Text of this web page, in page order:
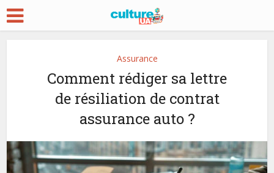
Assurance
Comment rédiger sa lettre
de résiliation de contrat
assurance auto ?